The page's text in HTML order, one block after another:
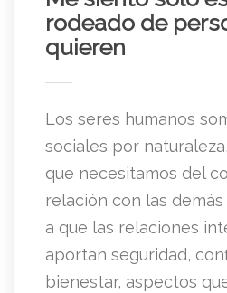
rodeado de
quieren
Los seres humanos
sociales por
que necesitamos del
relación con las
a que las relaciones
aportan seguridad,
bienestar, aspectos